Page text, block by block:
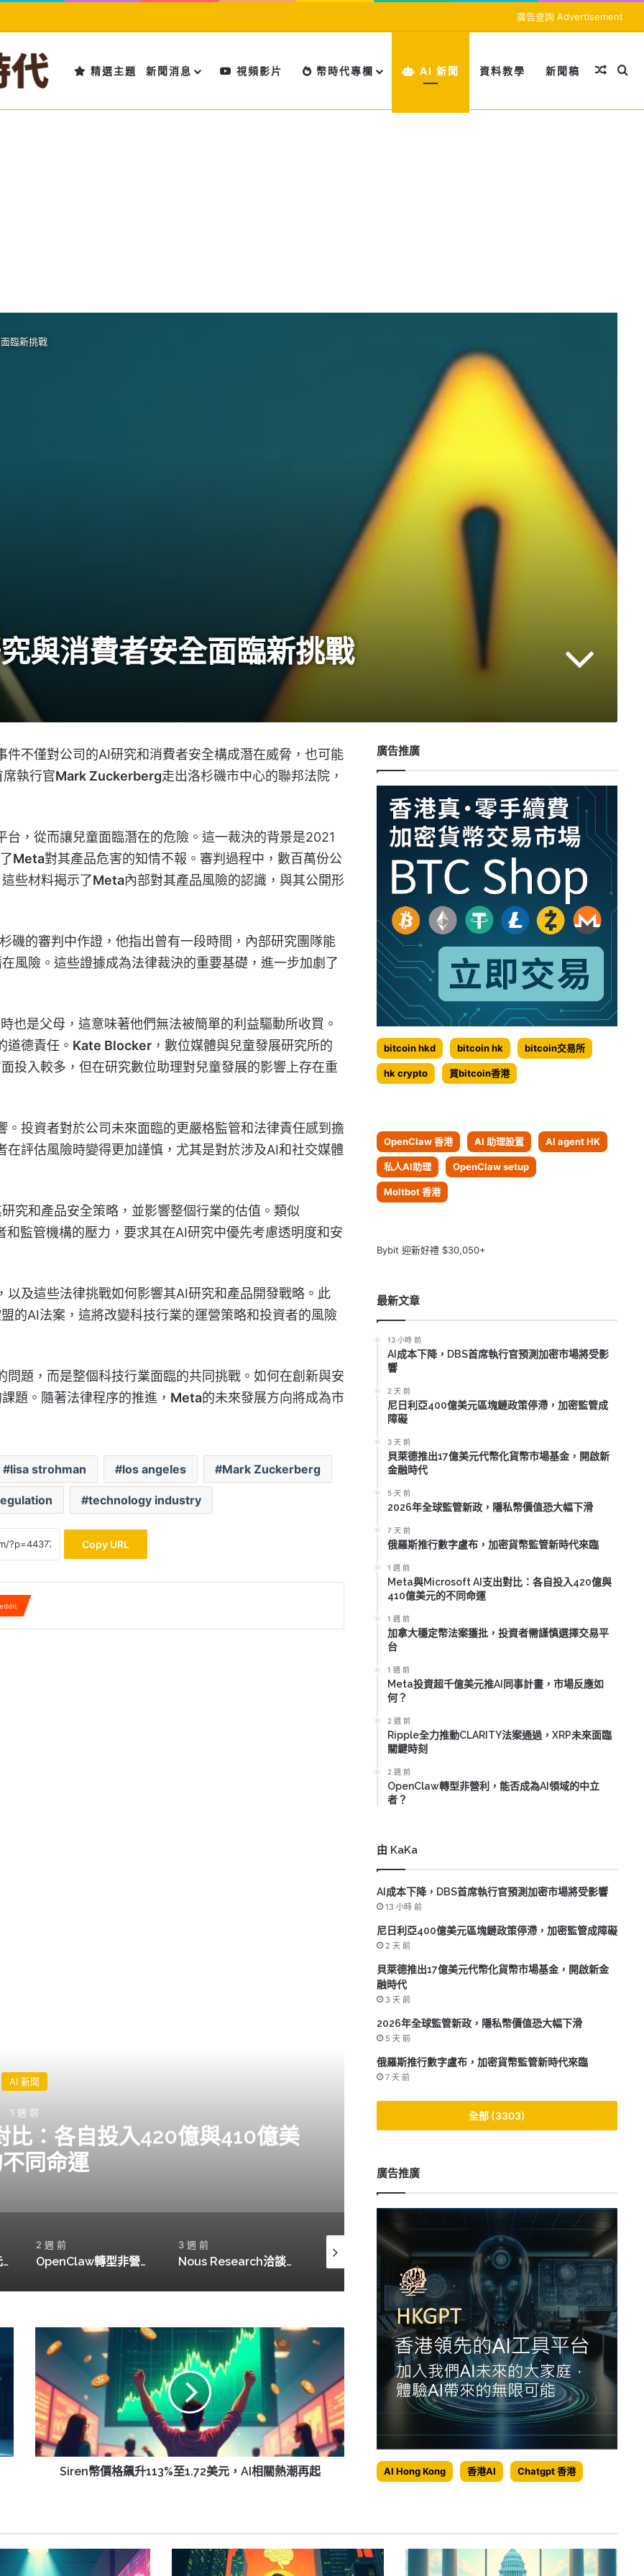
廣告查詢 Advertisement
精選主題 新聞消息 視頻影片 幣時代專欄 AI 新聞 資料教學 新聞稿 隨機文
搜
臨新挑戰
與消費者安全面臨新挑戰
不僅對公司的AI研究和消費者安全構成潛在威脅，也可能
席執行官Mark Zuckerberg走出洛杉磯市中心的聯邦法院，
台，從而讓兒童面臨潛在的危險。這一裁決的背景是2021
Meta對其產品危害的知情不報。審判過程中，數百萬份公
些材料揭示了Meta內部對其產品風險的認識，與其公開形
磯的審判中作證，他指出曾有一段時間，內部研究團隊能
風險。這些證據成為法律裁決的重要基礎，進一步加劇了
也是父母，這意味著他們無法被簡單的利益驅動所收買。
道德責任。 Kate Blocker ，數位媒體與兒童發展研究所的
投入較多，但在研究數位助理對兒童發展的影響上存在重
。投資者對於公司未來面臨的更嚴格監管和法律責任感到擔
評估風險時變得更加謹慎，尤其是對於涉及AI和社交媒體
究和產品安全策略，並影響整個行業的估值。類似
和監管機構的壓力，要求其在AI研究中優先考慮透明度和安
以及這些法律挑戰如何影響其AI研究和產品開發戰略。此
的AI法案，這將改變科技行業的運營策略和投資者的風險
問題，而是整個科技行業面臨的共同挑戰。如何在創新與安
題。隨著法律程序的推進， Meta的未來發展方向將成為市
lisa strohman los angeles Mark Zuckerberg
technology industry
Copy URL
AI 新聞
1 週 前
：各自投入420億與410億美
同命運
Meta投資超千億美元推AI同事計畫，市場反應如何？
2 週 前
OpenClaw轉型非營利，能否成為AI領域的中立者？
3 週 前
Nous Research洽談新融資，目標估值15億美元 AI資本支出逼近1萬億，代幣指數驟降20%引發市場擔憂
2026-07-01
AI估值面臨重估風險，阿波羅首席經濟學家發出警告
2026-
格
飆
升
113%
至
1.72
Siren幣價格飆升113%至1.72美元，AI相關熱潮再起
廣告推廣
bitcoin hkd bitcoin hk bitcoin交易所
hk crypto 買bitcoin香港
OpenClaw 香港 AI 助理設置 AI agent HK
私人AI助理 OpenClaw setup
Moltbot 香港
Bybit 迎新好禮 $30,050+
最新文章
13 小時 前
AI成本下降，DBS首席執行官預測加密市場將受影
響
2 天 前
尼日利亞400億美元區塊鏈政策停滯，加密監管成
障礙
3 天 前
貝萊德推出17億美元代幣化貨幣市場基金，開啟新
金融時代
5 天 前
2026年全球監管新政，隱私幣價值恐大幅下滑
7 天 前
俄羅斯推行數字盧布，加密貨幣監管新時代來臨
1 週 前
Meta與Microsoft AI支出對比：各自投入420億與
410億美元的不同命運
1 週 前
加拿大穩定幣法案獲批，投資者需謹慎選擇交易平
台
1 週 前
Meta投資超千億美元推AI同事計畫，市場反應如
何？
2 週 前
Ripple全力推動CLARITY法案通過，XRP未來面臨
關鍵時刻
2 週 前
OpenClaw轉型非營利，能否成為AI領域的中立
者？
由 KaKa
AI成本下降，DBS首席執行官預測加密市場將受影響
13 小時 前
尼日利亞400億美元區塊鏈政策停滯，加密監管成障礙
2 天 前
貝萊德推出17億美元代幣化貨幣市場基金，開啟新金
融時代
3 天 前
2026年全球監管新政，隱私幣價值恐大幅下滑
5 天 前
俄羅斯推行數字盧布，加密貨幣監管新時代來臨
7 天 前
全部 (3303)
廣告推廣
AI Hong Kong 香港AI Chatgpt 香港